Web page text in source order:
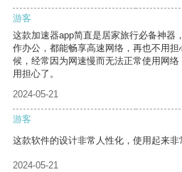
游客
这款加速器app简直是居家旅行必备神器
作办公，都能畅享高速网络，再也不用
候，经常因为网速慢而无法正常使用网
用担心了。
2024-05-21
游客
这款软件的设计非常人性化，使用起来非
2024-05-21